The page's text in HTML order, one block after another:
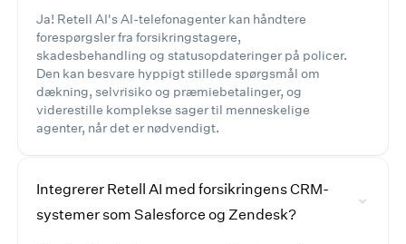
Ja! Retell AI's AI-telefonagenter kan håndtere
forespørgsler fra forsikringstagere,
skadesbehandling og statusopdateringer på policer.
Den kan besvare hyppigt stillede spørgsmål om
dækning, selvrisiko og præmiebetalinger, og
viderestille komplekse sager til menneskelige
agenter, når det er nødvendigt.
Integrerer Retell AI med forsikringens CRM-
systemer som Salesforce og Zendesk?